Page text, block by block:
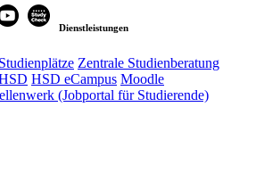
Dienstleistungen
Zentrale Studienberatung
HSD eCampus Moodle
(Jobportal für Studierende)